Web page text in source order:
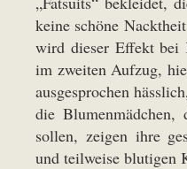
keine schöne
wird dieser Effekt bei
im zweiten Aufzug,
ausgesprochen
die
sollen, zeigen ihre
und teilweise blutigen